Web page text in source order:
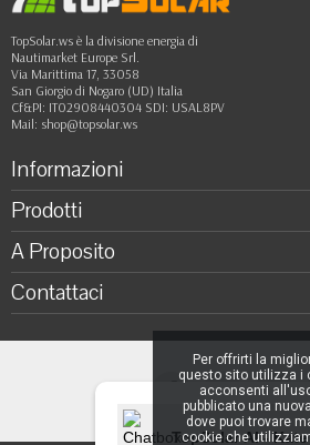
TopSolar AI -
TopSolar.ws è la divisione energia di
Nautimarket Europe Srl.
Via Marittima 17, 33058
San Giorgio di Nogaro (UD) Italia
Cf&PI: IT02908440304 SDI: USAL8PV
Mail: shop@topsolar.ws
Informazioni
Prodotti
A Proposito
Contattaci
Per offrirti la
questo sito utilizza i
acconsenti
pubblicato una
dove puoi trovare
cookie che